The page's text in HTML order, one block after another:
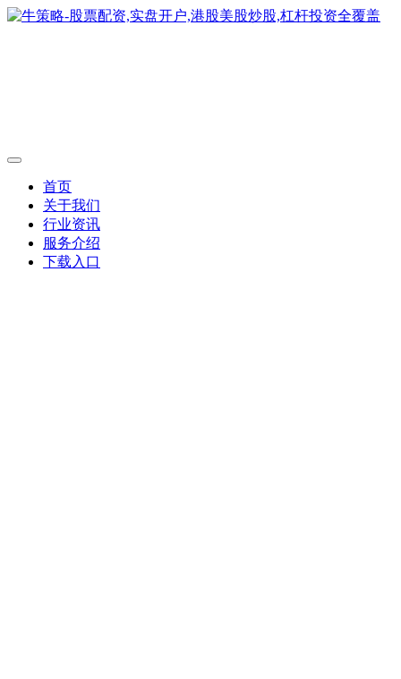
首页
关于我们
行业资讯
服务介绍
下载入口